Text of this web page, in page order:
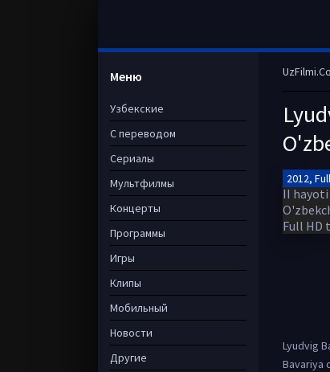
2012,
Lyudvig
Bavariya
Меню
Узбекские
С переводом
Сериалы
Мультфилмы
Концерты
Программы
Игры
Клипы
Мобильный
Новости
Другие